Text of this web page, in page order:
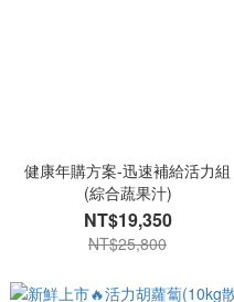
健康年購方案-迅速補給活力組
(綜合蔬果汁)
NT$19,350
NT$25,800